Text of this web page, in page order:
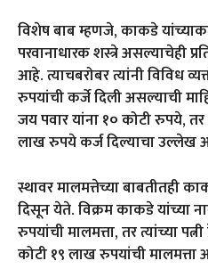
विशेष बाब म्हणजे, काकडे
परवानाधारक शस्त्रे असल्याचेही
आहे. त्याचबरोबर त्यांनी विविध
रुपयांची कर्जे दिली असल्याची
जय पवार यांना १० कोटी रुपये, तर
लाख रुपये कर्ज दिल्याचा उल्लेख
स्थावर मालमत्तेच्या बाबतीतही
दिसून येते. विक्रम काकडे यांच्या
रुपयांची मालमत्ता, तर त्यांच्या
कोटी १९ लाख रुपयांची मालमत्ता